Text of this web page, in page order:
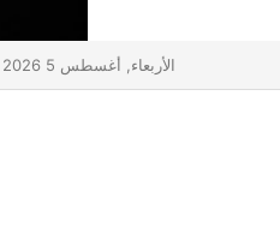
الأربعاء, أغسطس 5 2026